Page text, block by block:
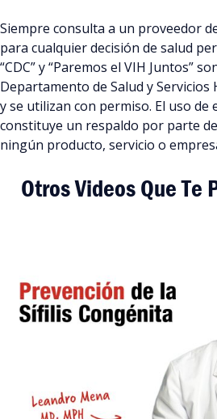
Siempre consulta a un proveedor
para cualquier decisión de salud
“CDC” y “Paremos el VIH Juntos”
Departamento de Salud y Servicios
y se utilizan con permiso. El uso
constituye un respaldo por parte
ningún producto, servicio o
Otros Videos Que Te